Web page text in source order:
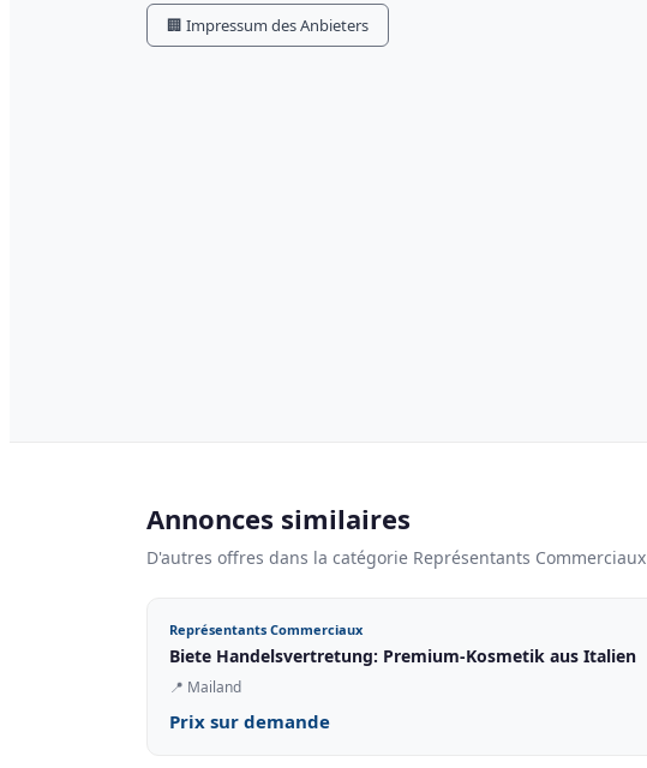
🏢 Impressum des Anbieters
Annonces similaires
D'autres offres dans la catégorie Représentants Commerciaux
Représentants Commerciaux
Biete Handelsvertretung: Premium-Kosmetik aus Italien
📍 Mailand
Prix sur demande